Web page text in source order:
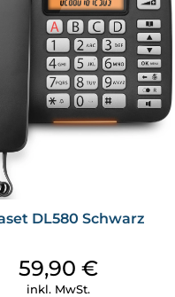
DL580 Schwarz
59,90€
inkl. MwSt.